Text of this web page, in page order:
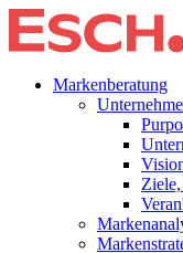
Markenberatung